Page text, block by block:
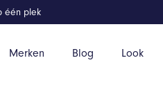
Merken Blog Look
één plek